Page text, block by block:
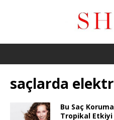
saçlarda
Bu Saç
Tropikal Etkiyi